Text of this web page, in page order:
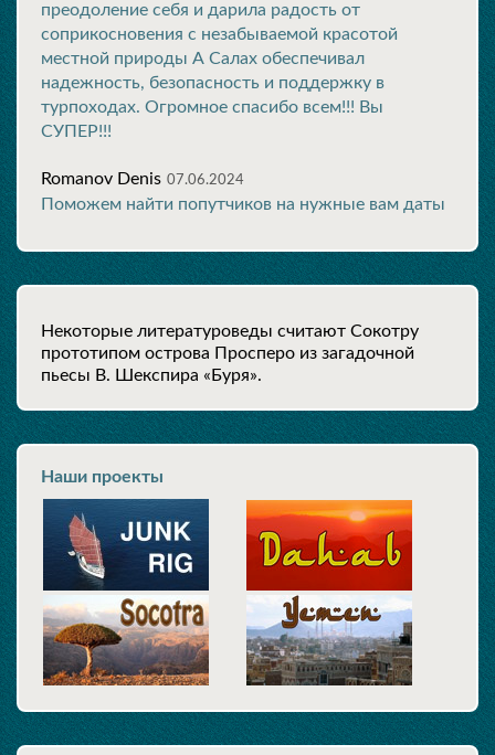
преодоление себя и дарила радость от
соприкосновения с незабываемой красотой
местной природы А Салах обеспечивал
надежность, безопасность и поддержку в
турпоходах. Огромное спасибо всем!!! Вы
СУПЕР!!!
Romanov Denis 07.06.2024
Поможем найти попутчиков на нужные вам даты
Некоторые литературоведы считают Сокотру
прототипом острова Просперо из загадочной
пьесы В. Шекспира «Буря».
Наши проекты